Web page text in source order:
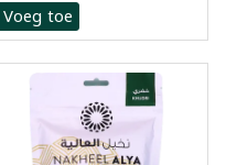
Voeg toe